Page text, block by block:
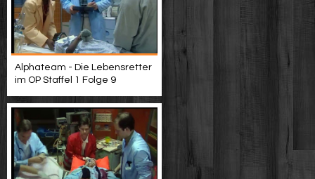
Alphateam - Die Lebensretter
im OP Staffel 1 Folge 9